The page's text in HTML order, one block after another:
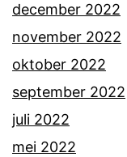
december 2022
november 2022
oktober 2022
september 2022
juli 2022
mei 2022